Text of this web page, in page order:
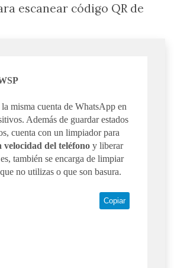
escanear código QR de
misma cuenta de WhatsApp en
Además de guardar estados
cuenta con un limpiador para
velocidad del teléfono y liberar
también se encarga de limpiar
no utilizas o que son basura.
Copiar